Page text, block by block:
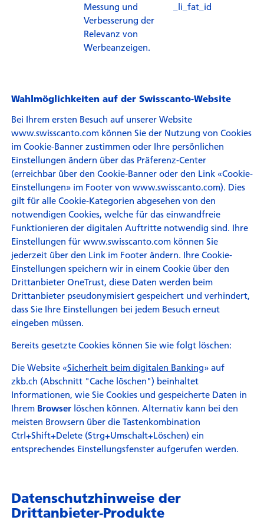
Messung und
Verbesserung der
Relevanz von
Werbeanzeigen.
_li_fat_id
Wahlmöglichkeiten auf der Swisscanto-Website
Bei Ihrem ersten Besuch auf unserer Website
www.swisscanto.com können Sie der Nutzung von Cookies
im Cookie-Banner zustimmen oder Ihre persönlichen
Einstellungen ändern über das Präferenz-Center
(erreichbar über den Cookie-Banner oder den Link «Cookie-
Einstellungen» im Footer von www.swisscanto.com). Dies
gilt für alle Cookie-Kategorien abgesehen von den
notwendigen Cookies, welche für das einwandfreie
Funktionieren der digitalen Auftritte notwendig sind. Ihre
Einstellungen für www.swisscanto.com können Sie
jederzeit über den Link im Footer ändern. Ihre Cookie-
Einstellungen speichern wir in einem Cookie über den
Drittanbieter OneTrust, diese Daten werden beim
Drittanbieter pseudonymisiert gespeichert und verhindert,
dass Sie Ihre Einstellungen bei jedem Besuch erneut
eingeben müssen.
Bereits gesetzte Cookies können Sie wie folgt löschen:
Die Website «Sicherheit beim digitalen Banking» auf
zkb.ch (Abschnitt "Cache löschen") beinhaltet
Informationen, wie Sie Cookies und gespeicherte Daten in
Ihrem Browserlöschen können. Alternativ kann bei den
meisten Browsern über die Tastenkombination
Ctrl+Shift+Delete (Strg+Umschalt+Löschen) ein
entsprechendes Einstellungsfenster aufgerufen werden.
Datenschutzhinweise der
Drittanbieter-Produkte